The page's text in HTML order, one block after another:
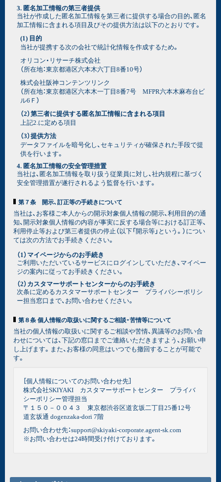
3. 匿名加工情報の第三者提供
当社が作成した匿名加工情報を第三者に提供する場合の目的、匿名
加工情報に含まれる項目及びその提供方法は以下のとおりです。
(1) 目的
当社が提携する次の会社で統計化情報を作成するため。
オリコン・リサーチ株式会社
（所在地：東京都港区六本木六丁目8番10号）
株式会社阪神コンテンツリンク
（所在地：東京都港区六本木一丁目8番7号 MFPR六本木麻布台ビ
ル6Ｆ）
（2）第三者に提供する匿名加工情報に含まれる項目
上記2.に定める項目
（3）提供方法
データファイルを暗号化し、セキュリティが確保された手段で提
供を行います。
4. 匿名加工情報の安全管理措置
当社は、匿名加工情報を取り扱う従業員に対し、社内規程に基づく
安全管理措置が遂行されるよう監督を行います。
第７条 開示、訂正等の手続きについて
当社は、お客様ご本人からの開示対象個人情報の開示、利用目的の通
知、開示対象個人情報の内容が事実に反する場合等における訂正等、
利用停止等および第三者提供の停止（以下「開示等」という。）につい
ては次の方法でお手続きください。
（1）マイページからのお手続き
ご利用いただいているサービスにログインしていただき、マイペー
ジの案内に従ってお手続きください。
（2）カスタマーサポートセンターからのお手続き
次条に定めるカスタマーサポートセンター プライバシーポリシ
ー担当窓口まで、お問い合わせください。
第８条 個人情報の取扱いに関するご相談・苦情等について
当社の個人情報の取扱いに関するご相談や苦情、異議等のお問い合
わせについては、下記の窓口までご連絡いただきますよう、お願い申
し上げます。また、お客様の同意はいつでも撤回することが可能で
す。
［個人情報についてのお問い合わせ先］
株式会社SKIYAKI カスタマーサポートセンター プライバ
シーポリシー管理担当
〒１５０－００４３ 東京都渋谷区道玄坂二丁目25番12号
道玄坂通 dogenzaka-dori 7階
お問い合わせ先：support@skiyaki-corporate.agent-sk.com
※お問い合わせは24時間受け付けております。